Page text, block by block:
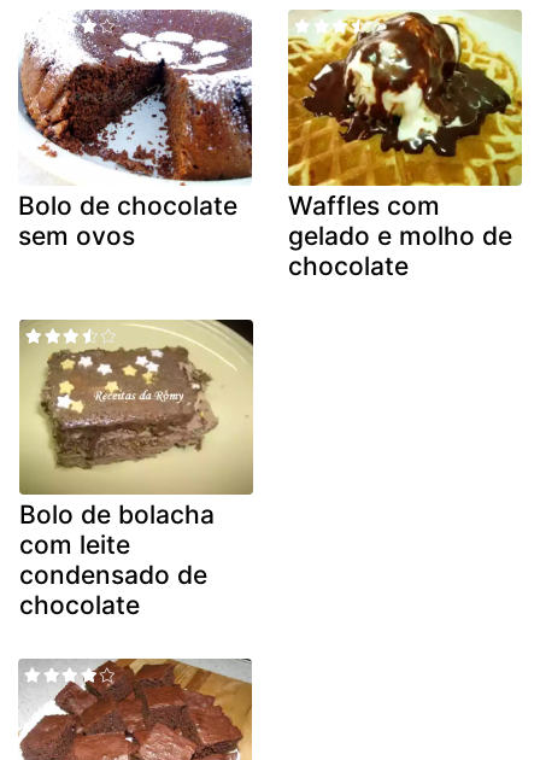
Bolo de chocolate
sem ovos
Waffles com
gelado e molho de
chocolate
Bolo de bolacha
com leite
condensado de
chocolate